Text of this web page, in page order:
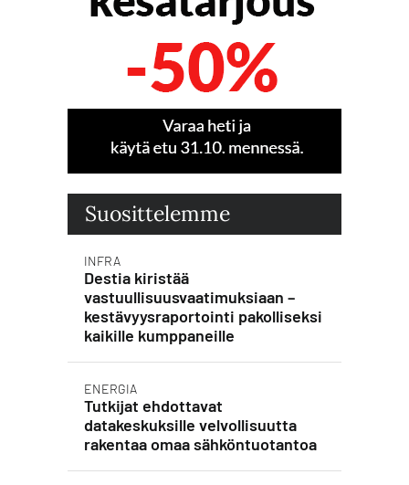
Suosittelemme
INFRA
Destia kiristää
vastuullisuusvaatimuksiaan –
kestävyysraportointi pakolliseksi
kaikille kumppaneille
ENERGIA
Tutkijat ehdottavat
datakeskuksille velvollisuutta
rakentaa omaa sähköntuotantoa